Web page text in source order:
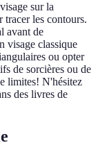
sur la
les contours.
avant de
visage classique
ou opter
de sorcières ou de
limites! N'hésitez
des livres de